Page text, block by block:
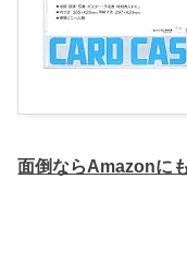
面倒ならAmazonに